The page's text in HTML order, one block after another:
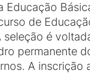
Educação
de
seleção é
permanente
A inscrição